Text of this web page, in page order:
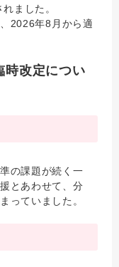
ました。
2026年8月から適
時改定につい
の課題が続く一
とあわせて、分
っていました。